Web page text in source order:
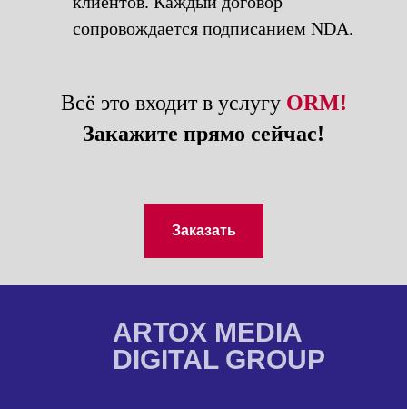
сопровождается подписанием NDA.
Всё это входит в услугу ORM!
Закажите прямо сейчас!
Заказать
ARTOX MEDIA
DIGITAL GROUP